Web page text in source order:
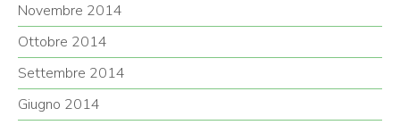
Novembre 2014
Ottobre 2014
Settembre 2014
Giugno 2014